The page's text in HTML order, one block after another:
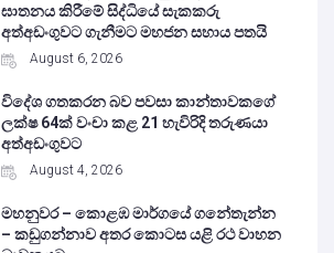
ඝාතනය කිරීමේ සිද්ධියේ සැකකරු
අත්අඩංගුවට ගැනීමට මහජන සහාය පතයි
August 6, 2026
විදේශ ගතකරන බව පවසා කාන්තාවකගේ
ලක්ෂ 64ක් වංචා කළ 21 හැවිරිදි තරුණයා
අත්අඩංගුවට
August 4, 2026
මහනුවර – කොළඹ මාර්ගයේ ගනේතැන්න
– කඩුගන්නාව අතර කොටස යළි රථ වාහන